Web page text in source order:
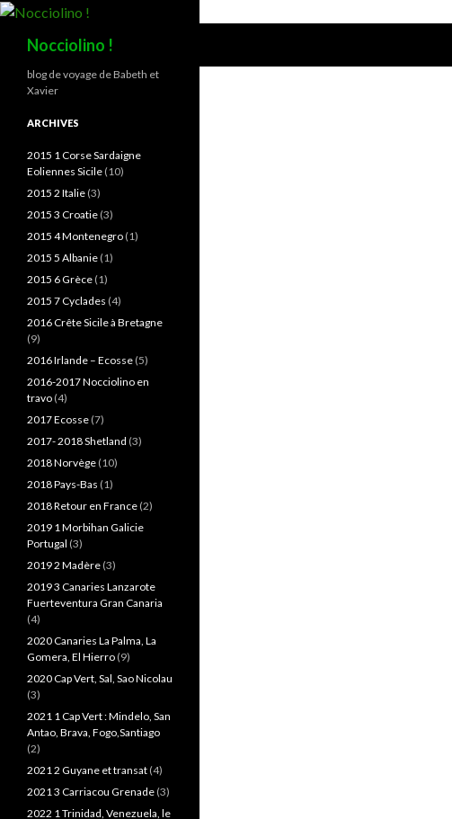
Nocciolino !
blog de voyage de Babeth et
Xavier
ARCHIVES
2015 1 Corse Sardaigne
Eoliennes Sicile (10)
2015 2 Italie (3)
2015 3 Croatie (3)
2015 4 Montenegro (1)
2015 5 Albanie (1)
2015 6 Grèce (1)
2015 7 Cyclades (4)
2016 Crête Sicile à Bretagne
(9)
2016 Irlande – Ecosse (5)
2016-2017 Nocciolino en
travo (4)
2017 Ecosse (7)
2017- 2018 Shetland (3)
2018 Norvège (10)
2018 Pays-Bas (1)
2018 Retour en France (2)
2019 1 Morbihan Galicie
Portugal (3)
2019 2 Madère (3)
2019 3 Canaries Lanzarote
Fuerteventura Gran Canaria
(4)
2020 Canaries La Palma, La
Gomera, El Hierro (9)
2020 Cap Vert, Sal, Sao Nicolau
(3)
2021 1 Cap Vert : Mindelo, San
Antao, Brava, Fogo,Santiago
(2)
2021 2 Guyane et transat (4)
2021 3 Carriacou Grenade (3)
2022 1 Trinidad, Venezuela, le